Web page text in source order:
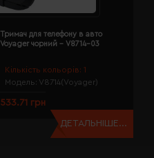
Кількість кольорів: 1
Модель: V8714(Voyager)
Тримач для телефону в авто
Voyager чорний - V8714-03
533.71 грн
ДЕТАЛЬНІШЕ...